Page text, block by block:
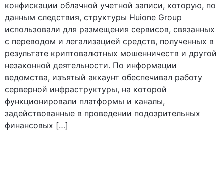
конфискации облачной учетной записи, которую, по
данным следствия, структуры Huione Group
использовали для размещения сервисов, связанных
с переводом и легализацией средств, полученных в
результате криптовалютных мошенничеств и другой
незаконной деятельности. По информации
ведомства, изъятый аккаунт обеспечивал работу
серверной инфраструктуры, на которой
функционировали платформы и каналы,
задействованные в проведении подозрительных
финансовых […]